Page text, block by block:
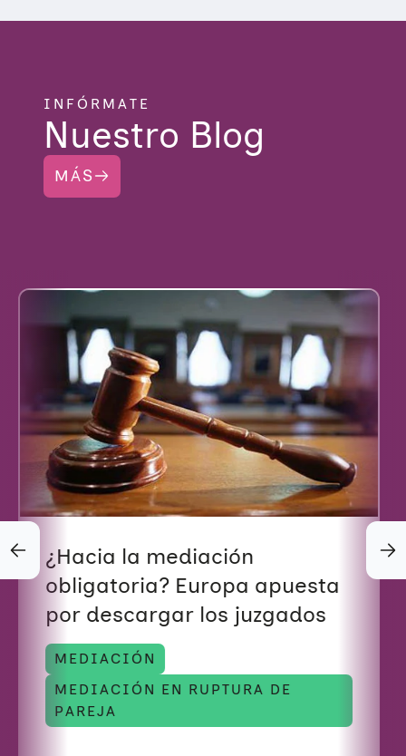
E
O
!
INFÓRMATE
Nuestro Blog
MÁS
¿Hacia la mediación
obligatoria? Europa apuesta
por descargar los juzgados
MEDIACIÓN
MEDIACIÓN EN RUPTURA DE
PAREJA